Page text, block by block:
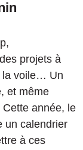
projets à
la voile… Un
et même
année, le
un calendrier
à ces